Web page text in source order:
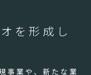
を形成し
事業や、新たな業